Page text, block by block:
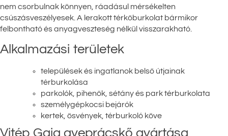
nem csorbulnak könnyen, ráadásul mérsékelten
csúszásveszélyesek. A lerakott térkőburkolat bármikor
felbontható és anyagveszteség nélkül visszarakható.
Alkalmazási területek
települések és ingatlanok belső útjainak
térburkolása
parkolók, pihenők, sétány és park térburkolata
személygépkocsi bejárók
kertek, ösvények, térburkoló köve
Vitép Gaia gyeprácskő gyártása